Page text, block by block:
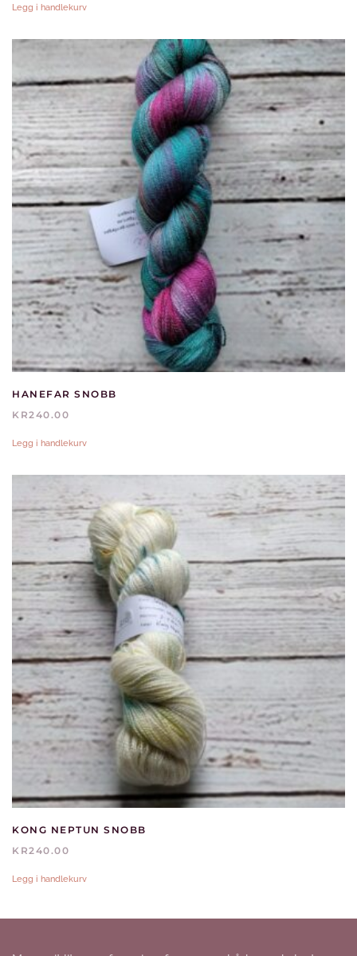
Legg i handlekurv
HANEFAR SNOBB
KR240.00
Legg i handlekurv
KONG NEPTUN SNOBB
KR240.00
Legg i handlekurv